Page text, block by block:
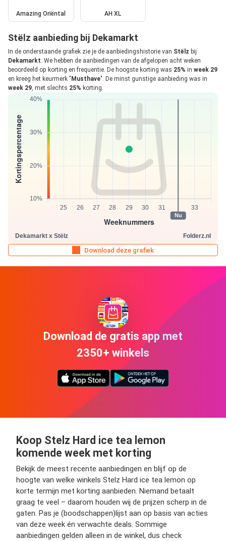
Amazing Oriëntal AH XL
Stëlz aanbieding bij Dekamarkt
In de onderstaande grafiek zie je de aanbiedingshistorie van Stëlz bij
Dekamarkt. We hebben de aanbiedingen van de afgelopen acht weken
beoordeeld op korting en frequentie. De hoogste korting was 25% in week 29
en kreeg het keurmerk " Musthave". De minst gunstige aanbieding was in
week 29, met slechts 25% korting.
Download deze grafiek
Download de gratis app met
2350+ winkels
Koop Stelz Hard ice tea lemon
komende week met korting
Bekijk de meest recente aanbiedingen en blijf op de
hoogte van welke winkels Stelz Hard ice tea lemon op
korte termijn met korting aanbieden. Niemand betaalt
graag te veel – daarom houden wij de prijzen scherp in de
gaten. Pas je (boodschappen)lijst aan op basis van acties
van deze week én verwachte deals. Sommige
aanbiedingen gelden alleen in de winkel, dus check